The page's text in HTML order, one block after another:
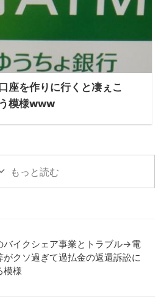
座を作りに行くと凄ぇこ
模様www
もっと読む
バイクシェア事業とトラブル→電
がクソ過ぎて過払金の返還訴訟に
模様